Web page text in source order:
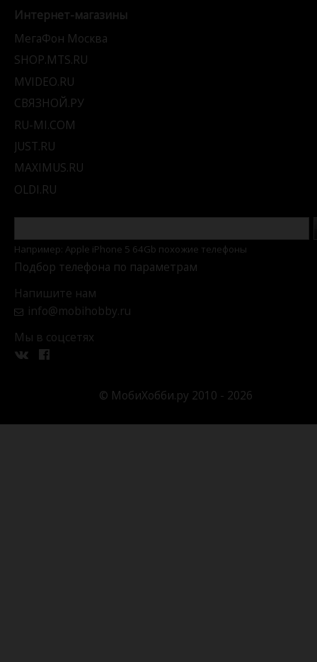
Интернет-магазины
МегаФон Москва
SHOP.MTS.RU
MVIDEO.RU
СВЯЗНОЙ.РУ
RU-MI.COM
JUST.RU
MAXIMUS.RU
OLDI.RU
Например: Apple iPhone 5 64Gb похожие телефоны
Подбор телефона по параметрам
Напишите нам
info@mobihobby.ru
Мы в соцсетях
© МобиХобби.ру 2010 - 2026